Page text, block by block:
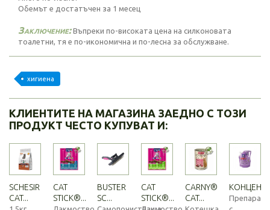
Обемът е достатъчен за 1 месец
Заключение:Въпреки по-високата цена на силконовата
тоалетни, тя е по-икономична и по-лесна за обслужване.
хигиена
КЛИЕНТИТЕ НА МАГАЗИНА ЗАЕДНО С ТОЗИ
ПРОДУКТ ЧЕСТО КУПУВАТ И:
SCHESIR
CAT...
CAT
STICK®...
BUSTER
SC...
CAT
STICK®...
CARNY®
CAT...
Препарат